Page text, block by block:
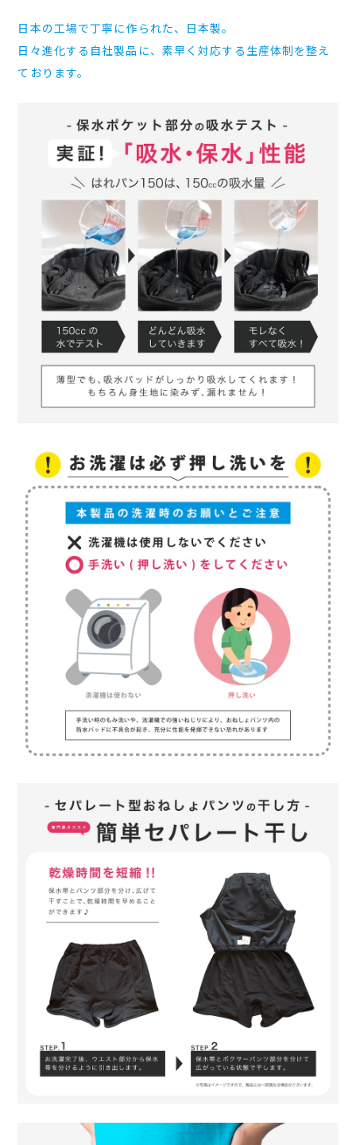
日本の工場で丁寧に作られた、日本製。
日々進化する自社製品に、素早く対応する生産体制を整え
ております。